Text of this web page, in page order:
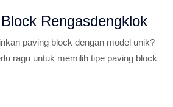
Rengasdengklok
paving block dengan model unik?
ragu untuk memilih tipe paving block